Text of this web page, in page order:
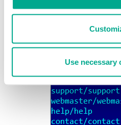
Use necessary